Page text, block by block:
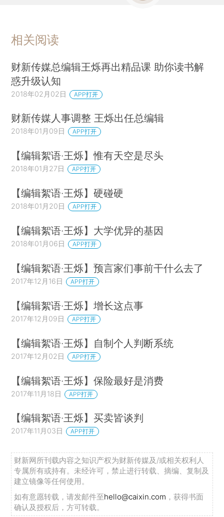
相关阅读
财新传媒总编辑王烁再出精品课 助你读书解
惑升级认知
2018年02月02日 APP打开
财新传媒人事调整 王烁出任总编辑
2018年01月09日 APP打开
【编辑絮语·王烁】惟有天空是尽头
2018年01月27日 APP打开
【编辑絮语·王烁】硬碰硬
2018年01月20日 APP打开
【编辑絮语·王烁】大学优异的基因
2018年01月06日 APP打开
【编辑絮语·王烁】预言家们事前干什么去了
2017年12月16日 APP打开
【编辑絮语·王烁】增长这点事
2017年12月09日 APP打开
【编辑絮语·王烁】自制个人判断系统
2017年12月02日 APP打开
【编辑絮语·王烁】保险最好是消费
2017年11月18日 APP打开
【编辑絮语·王烁】买卖皆谈判
2017年11月03日 APP打开
财新网所刊载内容之知识产权为财新传媒及/或相关权利人
专属所有或持有。未经许可，禁止进行转载、摘编、复制及
建立镜像等任何使用。
如有意愿转载，请发邮件至hello@caixin.com ，获得书面
确认及授权后，方可转载。